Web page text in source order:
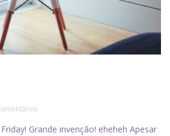
Grande invenção! eheheh Apesar